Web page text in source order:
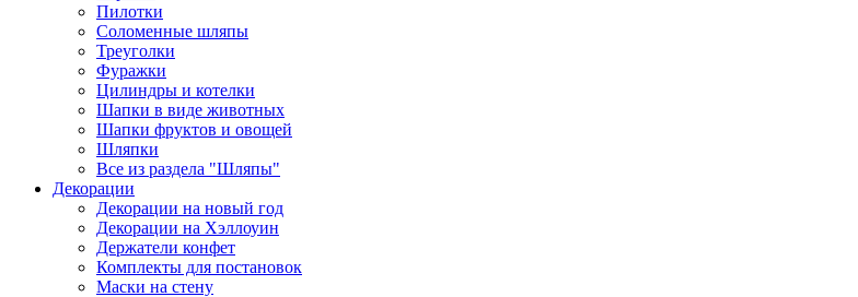
Пилотки
Соломенные шляпы
Треуголки
Фуражки
Цилиндры и котелки
Шапки в виде животных
Шапки фруктов и овощей
Шляпки
Все из раздела "Шляпы"
Декорации
Декорации на новый год
Декорации на Хэллоуин
Держатели конфет
Комплекты для постановок
Маски на стену